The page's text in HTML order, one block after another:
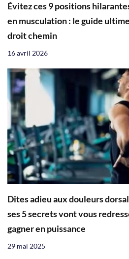
Évitez ces 9 positions
en musculation : le guide
droit chemin
16 avril 2026
Dites adieu aux douleurs
ses 5 secrets vont vous
gagner en puissance
29 mai 2025